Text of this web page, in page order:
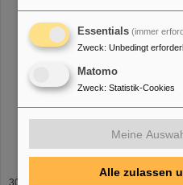
ion
beams with [...] with
dischargeionsources are
cathodes are described. As a
significant result, a dramatic
charge state Bi and Auions
Au-Cr (50% Wt.) cathodes,
Essentials (immer
Zweck: Unbedingt
Matomo
Zweck: Statistik-Cookies
Meine
Alle zulassen